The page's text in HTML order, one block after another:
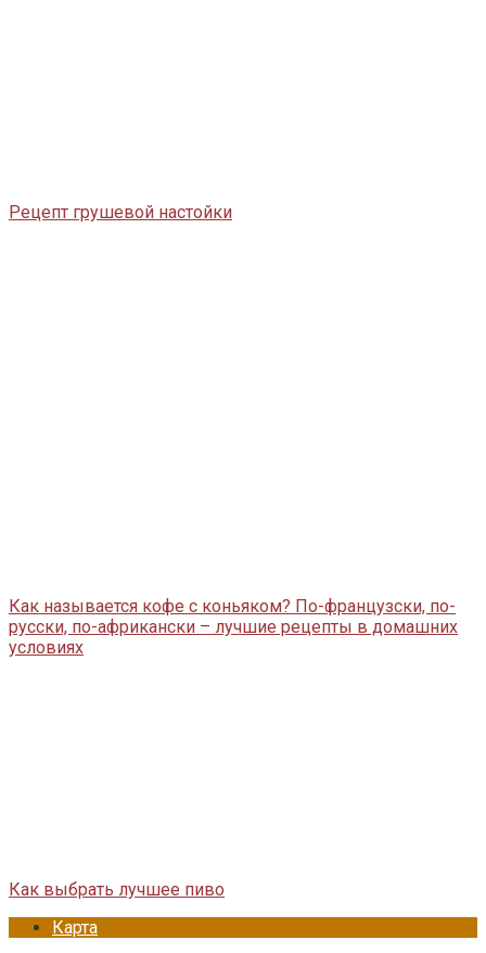
Рецепт грушевой настойки
Как называется кофе с коньяком? По-французски, по-
русски, по-африкански – лучшие рецепты в домашних
условиях
Как выбрать лучшее пиво
Карта